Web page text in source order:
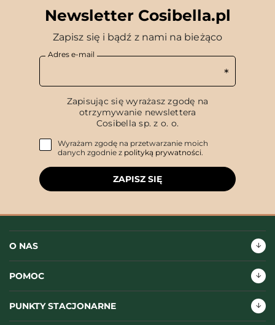
Newsletter Cosibella.pl
Zapisz się i bądź z nami na bieżąco
Adres e-mail
Zapisując się wyrażasz zgodę na
otrzymywanie newslettera
Cosibella sp. z o. o.
Wyrażam zgodę na przetwarzanie moich
danych zgodnie z polityką prywatności.
ZAPISZ SIĘ
O NAS
POMOC
PUNKTY STACJONARNE